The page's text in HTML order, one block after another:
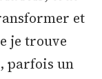
et
je trouve
parfois un